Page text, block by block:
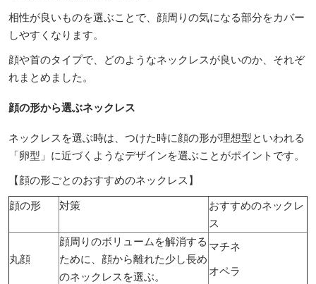
相性が良いものを選ぶことで、顔周りの気になる部分をカバー
しやすくなります。
顔や首のタイプで、どのようなネックレスが良いのか、それぞ
れまとめました。
顔の形から選ぶネックレス
ネックレスを選ぶ時は、つけた時に顔の形が理想型といわれる
「卵型」に近づくようなデザインを選ぶことがポイントです。
【顔の形ごとのおすすめのネックレス】
顔の形
対策
おすすめのネックレ
ス
丸顔
顔周りのボリュームを解消する
ために、顔から離れた少し長め
のネックレスを選ぶ。
マチネ
オペラ